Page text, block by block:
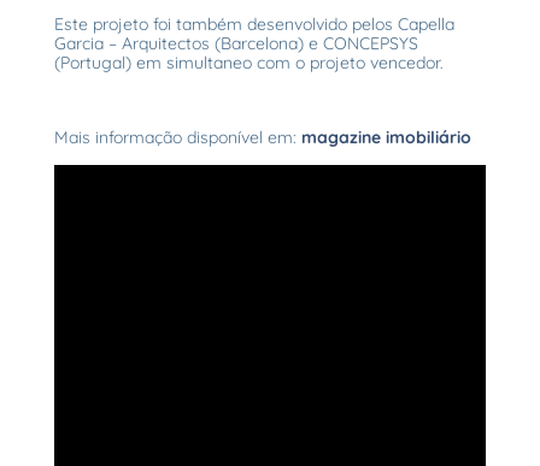
Este projeto foi também desenvolvido pelos Capella
Garcia – Arquitectos (Barcelona) e CONCEPSYS
(Portugal) em simultaneo com o projeto vencedor.
Mais informação disponível em: magazine imobiliário